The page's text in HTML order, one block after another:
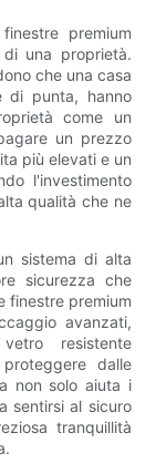
premium
una proprietà.
che una casa
punta, hanno
come un
un prezzo
più elevati e un
l'investimento
qualità che ne
sistema di alta
sicurezza che
finestre premium
avanzati,
resistente
dalle
non solo aiuta i
sentirsi al sicuro
tranquillità